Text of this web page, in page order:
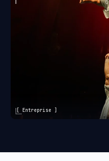
[ Entreprise ]